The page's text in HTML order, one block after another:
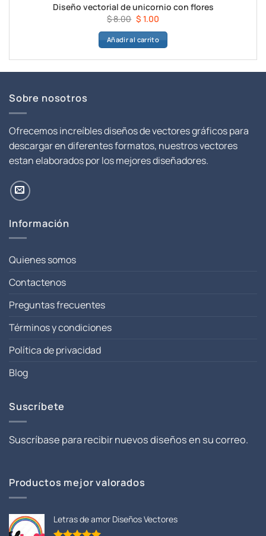
Diseño vectorial de unicornio con flores
$8.00 El
precio
original
$ 8.00.
$ 1.00El
precio
actual
$ 1.00.
Añadir al carrito
Sobre nosotros
Ofrecemos increíbles diseños de vectores gráficos para
descargar en diferentes formatos, nuestros vectores
estan elaborados por los mejores diseñadores.
Información
Quienes somos
Contactenos
Preguntas frecuentes
Términos y condiciones
Política de privacidad
Blog
Suscríbete
Suscríbase para recibir nuevos diseños en su correo.
Productos mejor valorados
Letras de amor Diseños Vectores